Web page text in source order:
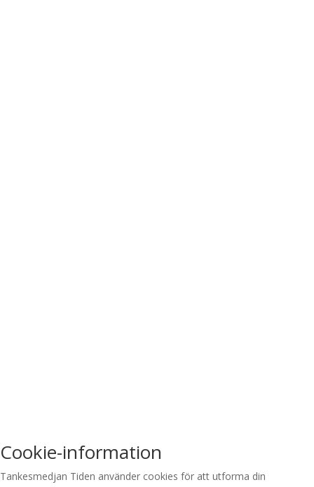
Cookie-information
Tankesmedjan Tiden använder cookies för att utforma din